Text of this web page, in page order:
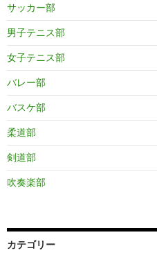
サッカー部
男子テニス部
女子テニス部
バレー部
バスケ部
柔道部
剣道部
吹奏楽部
カテゴリー